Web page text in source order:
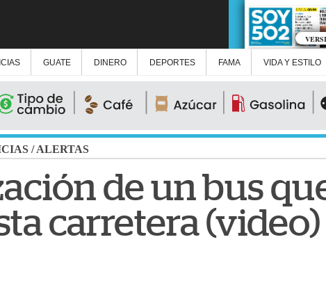
GUATE DINERO DEPORTES FAMA VIDA Y ESTILO
/ALERTAS
de un bus
carretera (video)